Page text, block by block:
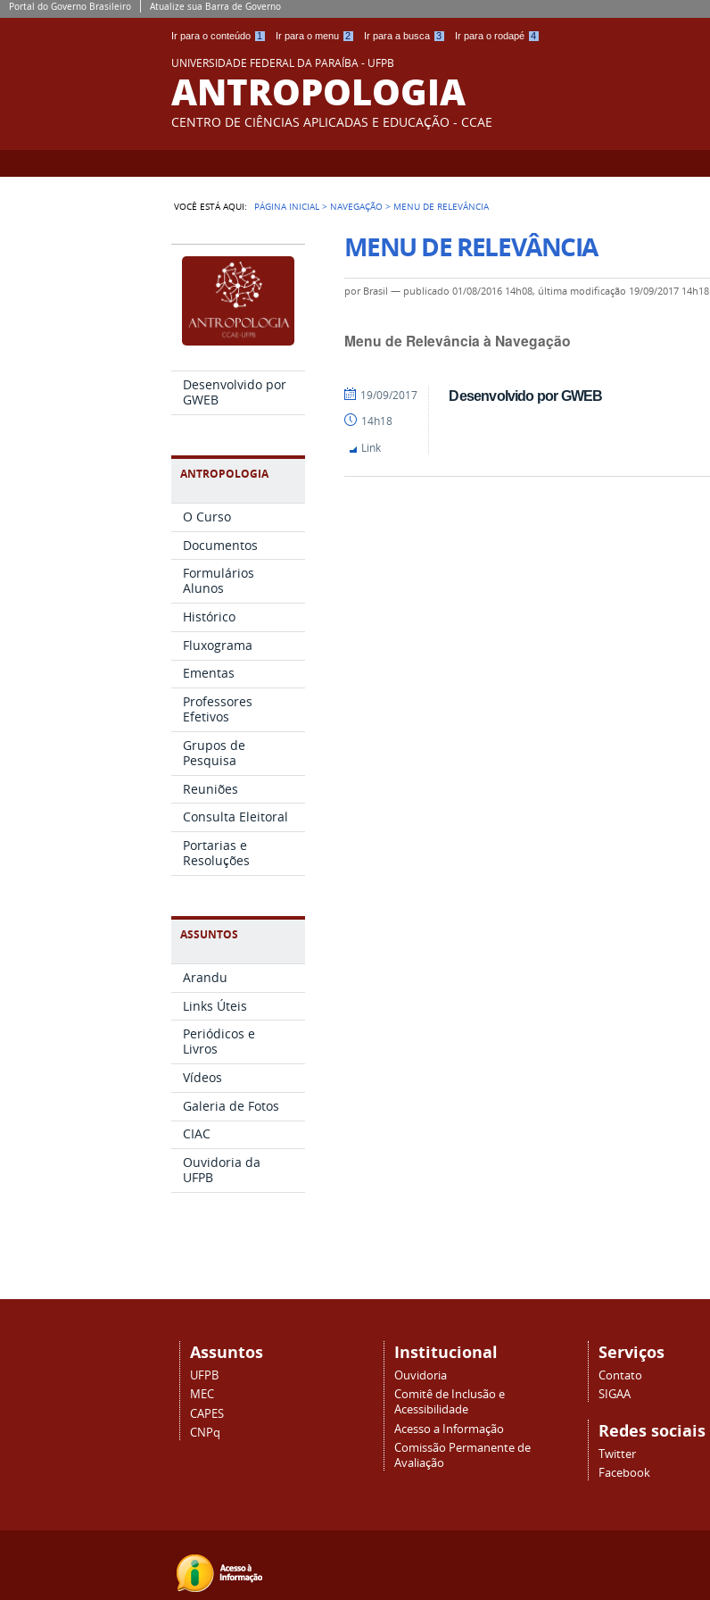
Portal do Governo Brasileiro Atualize sua Barra de Governo
Ir para o conteúdo 1 Ir para o menu 2 Ir para a busca 3 Ir para o rodapé 4
UNIVERSIDADE FEDERAL DA PARAÍBA - UFPB
ANTROPOLOGIA
CENTRO DE CIÊNCIAS APLICADAS E EDUCAÇÃO - CCAE
VOCÊ ESTÁ AQUI: PÁGINA INICIAL > NAVEGAÇÃO > MENU DE RELEVÂNCIA
Desenvolvido por
GWEB
ANTROPOLOGIA
O Curso
Documentos
Formulários
Alunos
Histórico
Fluxograma
Ementas
Professores
Efetivos
Grupos de
Pesquisa
Reuniões
Consulta Eleitoral
Portarias e
Resoluções
ASSUNTOS
Arandu
Links Úteis
Periódicos e
Livros
Vídeos
Galeria de Fotos
CIAC
Ouvidoria da
UFPB
MENU DE RELEVÂNCIA
por Brasil — publicado 01/08/2016 14h08, última modificação 19/09/2017 14h18
Menu de Relevância à Navegação
Desenvolvido por GWEB
por
publicado
19/09/2017
14h18
Link
Assuntos
UFPB
MEC
CAPES
CNPq
Institucional
Ouvidoria
Comitê de Inclusão e
Acessibilidade
Acesso a Informação
Comissão Permanente de
Avaliação
Serviços
Contato
SIGAA
Redes sociais
Twitter
Facebook